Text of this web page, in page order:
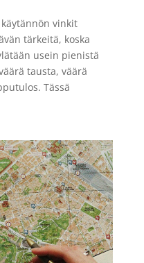
vinkit
tärkeitä, koska
usein pienistä
tausta, väärä
Tässä